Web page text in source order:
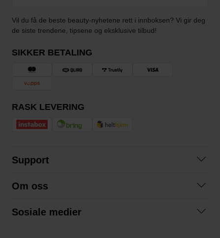
Vil du få de beste beauty-nyhetene rett i innboksen? Vi gir deg
de siste trendene, tipsene og eksklusive tilbud!
SIKKER BETALING
RASK LEVERING
Support
Kjøpsvilkår
Om oss
Sosiale medier